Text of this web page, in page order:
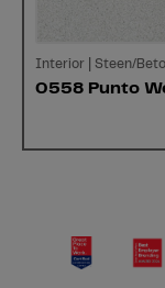
Interior | Steen/
0558 Punto